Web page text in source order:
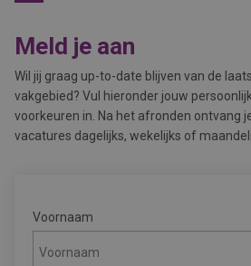
Meld je aan
Wil jij graag up-to-date blijven van de
vakgebied? Vul hieronder jouw
voorkeuren in. Na het afronden ontvang
vacatures dagelijks, wekelijks of
Voornaam